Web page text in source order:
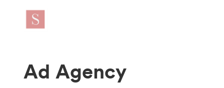
Ad Agency